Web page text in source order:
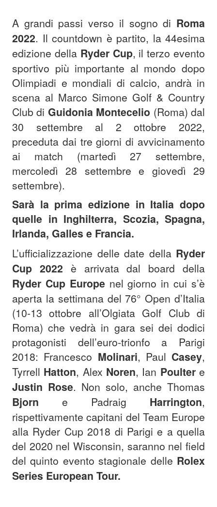
A grandi passi verso il sogno di Roma
2022. Il countdown è partito, la 44esima
edizione della Ryder Cup, il terzo evento
sportivo più importante al mondo dopo
Olimpiadi e mondiali di calcio, andrà in
scena al Marco Simone Golf & Country
Club di Guidonia Montecelio (Roma) dal
30 settembre al 2 ottobre 2022,
preceduta dai tre giorni di avvicinamento
ai match (martedì 27 settembre,
mercoledì 28 settembre e giovedì 29
settembre).
Sarà la prima edizione in Italia dopo
quelle in Inghilterra, Scozia, Spagna,
Irlanda, Galles e Francia.
L’ufficializzazione delle date della Ryder
Cup 2022 è arrivata dal board della
Ryder Cup Europenel giorno in cui s’è
aperta la settimana del 76° Open d’Italia
(10-13 ottobre all’Olgiata Golf Club di
Roma) che vedrà in gara sei dei dodici
protagonisti dell’euro-trionfo a Parigi
2018: Francesco Molinari, Paul Casey,
Tyrrell Hatton, Alex Noren, Ian Poultere
Justin Rose. Non solo, anche Thomas
Bjorn e Padraig Harrington,
rispettivamente capitani del Team Europe
alla Ryder Cup 2018 di Parigi e a quella
del 2020 nel Wisconsin, saranno nel field
del quinto evento stagionale delle Rolex
Series European Tour.